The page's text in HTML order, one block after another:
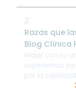
2.
Razas que
Blog Clínica
Viajar con tu
experiencia
por la
salud